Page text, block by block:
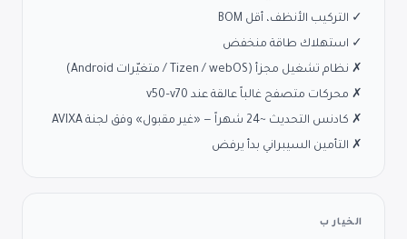
✓ التركيب الأنظف، أقل BOM
✓ استهلاك طاقة منخفض
✗ نظام تشغيل مجزأ (Tizen / webOS / متغيّرات Android)
✗ محركات متصفح غالباً عالقة عند v50–v70
✗ كادنس التحديث ~24 شهراً — «غير مقبول» وفق لجنة AVIXA
✗ التأمين السيبراني بدأ يرفض
الخيار ب